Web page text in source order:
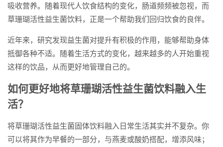
吸收营养。随着现代人饮食结构的变化，肠道频频被忽视，而
草珊瑚活性益生菌饮料，正是一个帮助我们回归饮食的良伴。
近年来，研究发现益生菌对提升有积极的作用，能够帮助身体
抵御各种不适。随着生活方式的变化，越来越多的人开始重视
这样的饮品，从而更好地管理自己的。
如何更好地将草珊瑚活性益生菌饮料融入生
活？
将草珊瑚活性益生菌固体饮料融入日常生活其实并不复杂。你
可以将其作为早餐的一部分，与燕麦或酸奶搭配，增添风味；